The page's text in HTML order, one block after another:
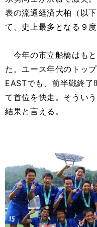
表の流通経済大柏（以
て、史上最多となる９
今年の市立船橋はも
た。ユース年代のトッ
EASTでも、前半戦終
て首位を快走。そうい
結果と言える。